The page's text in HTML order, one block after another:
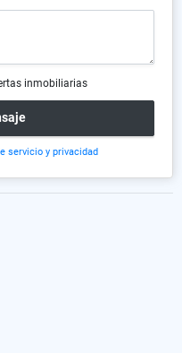
inmobiliarias
servicio y privacidad